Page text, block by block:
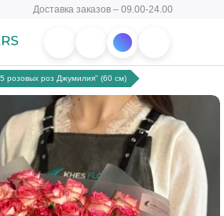
Доставка заказов – 09.00-24.00
розовых роз Джумилия" (60 см)